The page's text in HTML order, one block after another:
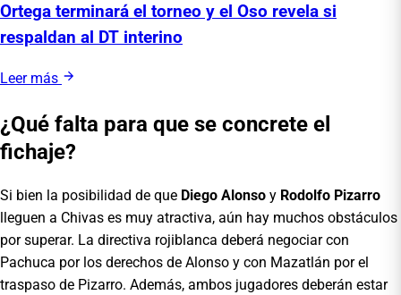
Ortega terminará el torneo y el Oso revela si
respaldan al DT interino
Leer más
¿Qué falta para que se concrete el
fichaje?
Si bien la posibilidad de que Diego Alonso y Rodolfo Pizarro
lleguen a Chivas es muy atractiva, aún hay muchos obstáculos
por superar. La directiva rojiblanca deberá negociar con
Pachuca por los derechos de Alonso y con Mazatlán por el
traspaso de Pizarro. Además, ambos jugadores deberán estar